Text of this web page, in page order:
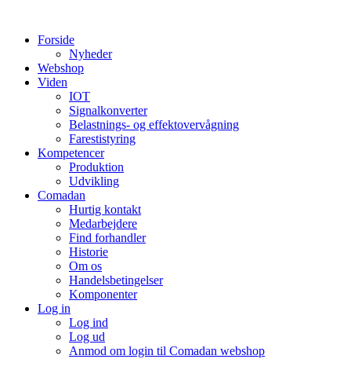
indholdForside
Nyheder
Webshop
Viden
IOT
Signalkonverter
Belastnings- og effektovervågning
Farestistyring
Kompetencer
Produktion
Udvikling
Comadan
Hurtig kontakt
Medarbejdere
Find forhandler
Historie
Om os
Handelsbetingelser
Komponenter
Log in
Log ind
Log ud
Anmod om login til Comadan webshop